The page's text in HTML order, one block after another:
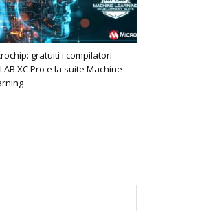
gratuiti i compilatori
XC Pro e la suite Machine